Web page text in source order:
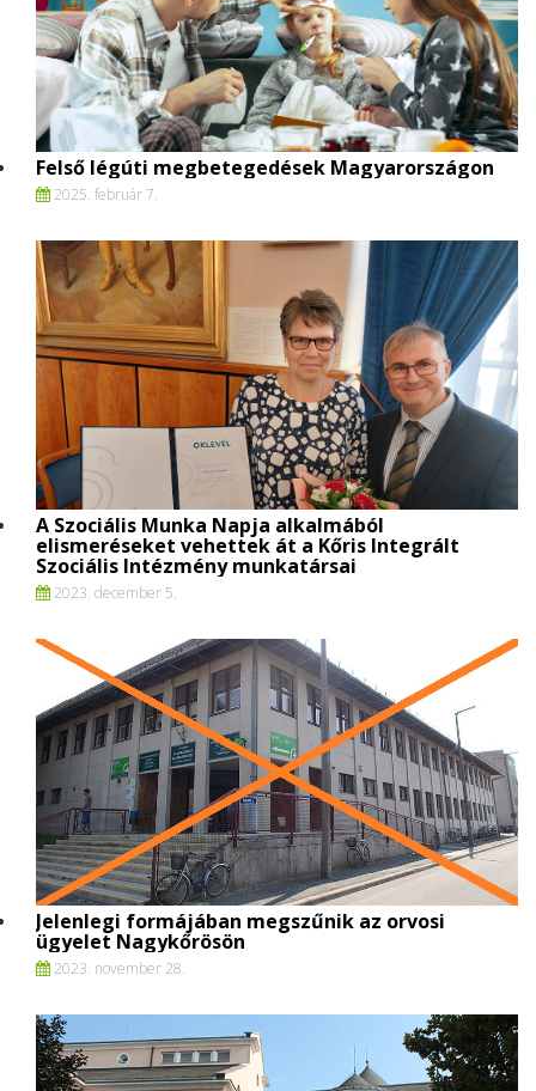
Felső légúti megbetegedések Magyarországon
2025. február 7.
A Szociális Munka Napja alkalmából
elismeréseket vehettek át a Kőris Integrált
Szociális Intézmény munkatársai
2023. december 5.
Jelenlegi formájában megszűnik az orvosi
ügyelet Nagykőrösön
2023. november 28.